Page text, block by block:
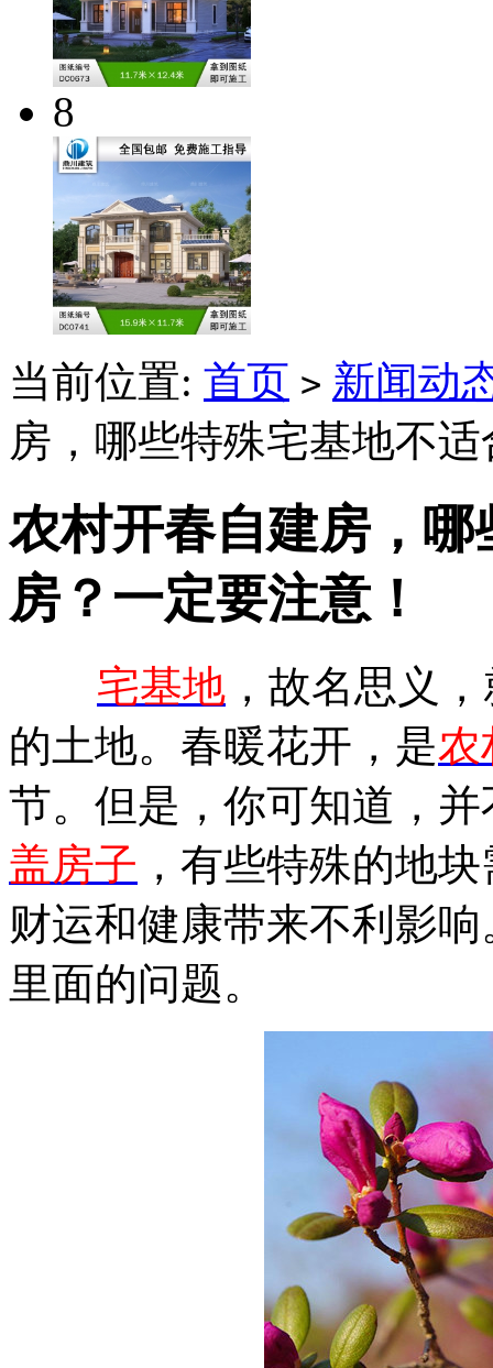
8
当前位置: 首页 > 新闻动
房，哪些特殊宅基地不
农村开春自建房，
房？一定要注意！
宅基地 ，故名思义
的土地。春暖花开，是农
节。但是，你可知道，
盖房子 ，有些特殊的地
财运和健康带来不利影
里面的问题。